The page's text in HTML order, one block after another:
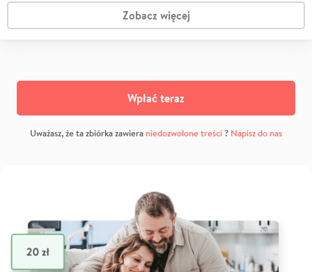
Zobacz więcej
Wpłać teraz
Uważasz, że ta zbiórka zawiera niedozwolone treści? Napisz do nas